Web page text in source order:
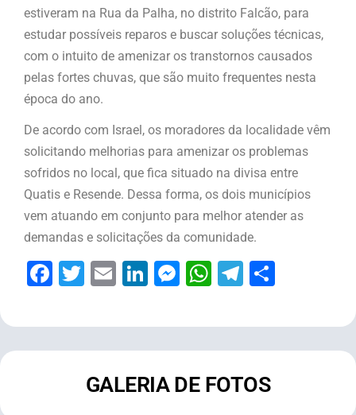
estiveram na Rua da Palha, no distrito Falcão, para
estudar possíveis reparos e buscar soluções técnicas,
com o intuito de amenizar os transtornos causados
pelas fortes chuvas, que são muito frequentes nesta
época do ano.
De acordo com Israel, os moradores da localidade vêm
solicitando melhorias para amenizar os problemas
sofridos no local, que fica situado na divisa entre
Quatis e Resende. Dessa forma, os dois municípios
vem atuando em conjunto para melhor atender as
demandas e solicitações da comunidade.
Facebook
Twitter
EmailLinkedIn
Messenger
WhatsApp
Telegram
GALERIA DE FOTOS